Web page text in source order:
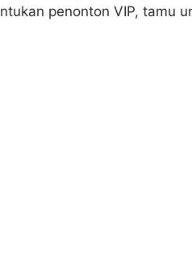
penonton VIP, tamu